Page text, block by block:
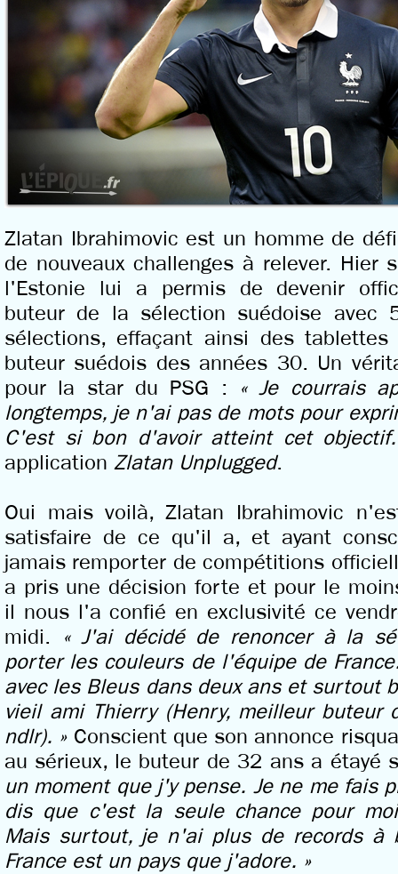
Zlatan Ibrahimovic est un homme de
de nouveaux challenges à relever. Hier
l'Estonie lui a permis de devenir
buteur de la sélection suédoise avec
sélections, effaçant ainsi des
buteur suédois des années 30. Un
pour la star du PSG :
« Je courrais
longtemps, je n'ai pas de mots pour
C'est si bon d'avoir atteint cet
application Zlatan Unplugged.
Oui mais voilà, Zlatan Ibrahimovic
satisfaire de ce qu'il a, et ayant
jamais remporter de compétitions
a pris une décision forte et pour le
il nous l'a confié en exclusivité ce
midi.
« J'ai décidé de renoncer à la
porter les couleurs de l'équipe de
avec les Bleus dans deux ans et surtout
vieil ami Thierry (Henry, meilleur buteur
ndlr). »Conscient que son annonce
au sérieux, le buteur de 32 ans a étayé
un moment que j'y pense. Je ne me fais
dis que c'est la seule chance pour
Mais surtout, je n'ai plus de records à
France est un pays que j'adore. »